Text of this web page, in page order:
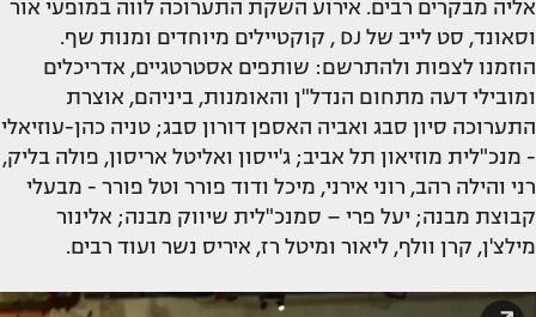
אליה מבקרים רבים. אירוע השקת התערוכה לווה במופעי אור
וסאונד, סט לייב של DJ , קוקטיילים מיוחדים ומנות שף.
הוזמנו לצפות ולהתרשם: שותפים אסטרטגיים, אדריכלים
ומובילי דעה מתחום הנדל"ן והאומנות, ביניהם, אוצרת
התערוכה סיון סבג ואביה האספן דורון סבג; טניה כהן-עוזיאלי
- מנכ"לית מוזיאון תל אביב; ג'ייסון ואליטל אריסון, פולה בליק,
רני והילה רהב, רוני אירני, מיכל ודוד פורר וטל פורר - מבעלי
קבוצת מבנה; יעל פרי – סמנכ"לית שיווק מבנה; אלינור
מילצ'ן, קרן וולף, ליאור ומיטל רז, איריס נשר ועוד רבים.